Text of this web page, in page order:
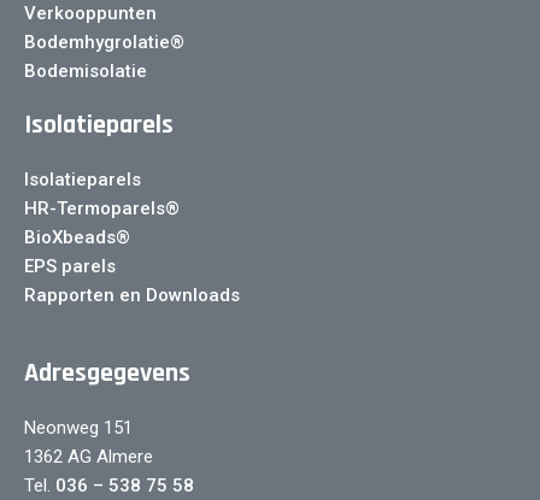
Verkooppunten
Bodemhygrolatie®
Bodemisolatie
Isolatieparels
Isolatieparels
HR-Termoparels®
BioXbeads®
EPS parels
Rapporten en Downloads
Adresgegevens
Neonweg 151
1362 AG Almere
Tel. 036 – 538 75 58